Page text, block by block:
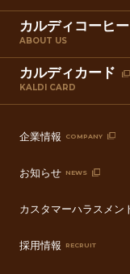
カルディコーヒ
ABOUT US
カルディカード
KALDI CARD
企業情報 COMPANY
お知らせ NEWS
カスタマーハラスメン
採用情報 RECRUIT